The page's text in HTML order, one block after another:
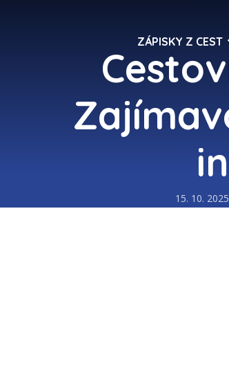
ZÁPISKY Z CEST
15. 10. 2025